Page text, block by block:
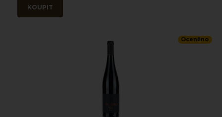
KOUPIT
Oceněno